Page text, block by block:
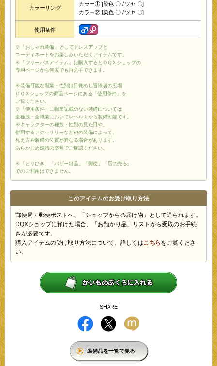
カラーリング
カラー① [染色 〇 / ツヤ 〇]
カラー② [染色 〇 / ツヤ 〇]
使用条件
※「おしゃれ装備」としてドレスアップと
コーディネートをお楽しみいただくアイテムです。
※「フリーパスアイテム」は購入するとＤＱＸショップの
専用ページから何度でも再入手できます。
※装備可能な職業・性別は目覚めし冒険者の広場
ＤＱＸショップの商品ページにある「使用条件」を
ご覧ください。
※「使用条件」に職業記載のない装備については
全種族・全職業においてレベル１から装備可能です。
※キャラクターの種族・性別の見た目や、
併用するアクセサリーなど他の装備によって、
見え方や装備の位置が異なる場合があります。
あらかじめ妖精の姿見でご確認ください。
※「とりひき」「バザー出品」「郵便」「店に売る」
でのご利用はできません。
このアイテムのお受け取り方法
郵便局・郵便ポストへ、「ショップからの届け物」として送られます。
DQXショップに預けた場合、「お預かり品」リストから受取のお手続
きが必要です。
購入アイテムの受け取り方法について、詳しくはこちらをご覧くださ
い。
SHARE
装備品を一覧で見る